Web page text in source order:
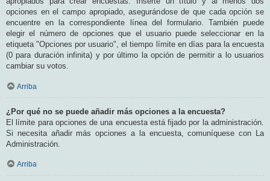
opciones en el campo apropiado, asegurándose de que cada opción se
encuentre en la correspondiente línea del formulario. También puede
elegir el número de opciones que el usuario puede seleccionar en la
etiqueta "Opciones por usuario", el tiempo límite en días para la encuesta
(0 para duración infinita) y por último la opción de permitir a lo usuarios
cambiar su votos.
Arriba
¿Por qué no se puede añadir más opciones a la encuesta?
El límite para opciones de una encuesta está fijado por la administración.
Si necesita añadir más opciones a la encuesta, comuníquese con La
Administración.
Arriba